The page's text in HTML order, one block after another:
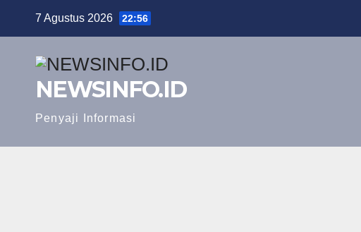
7 Agustus 2026 22:56
NEWSINFO.ID
Penyaji Informasi